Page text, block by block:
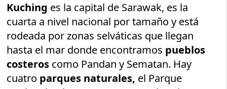
Kuching es la capital de Sarawak, es la
cuarta a nivel nacional por tamaño y está
rodeada por zonas selváticas que llegan
hasta el mar donde encontramos pueblos
costeros como Pandan y Sematan. Hay
cuatro parques naturales, el Parque